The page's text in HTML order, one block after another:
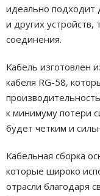
идеально подходит
и других
соединения.
Кабель изготовлен
кабеля RG-58,
к минимуму потери
будет четким и
Кабельная сборка
которые широко
отрасли благодаря